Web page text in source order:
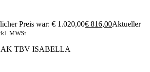
Preis war: € 1.020,00€ 816,00Aktueller
MWSt.
TBV ISABELLA